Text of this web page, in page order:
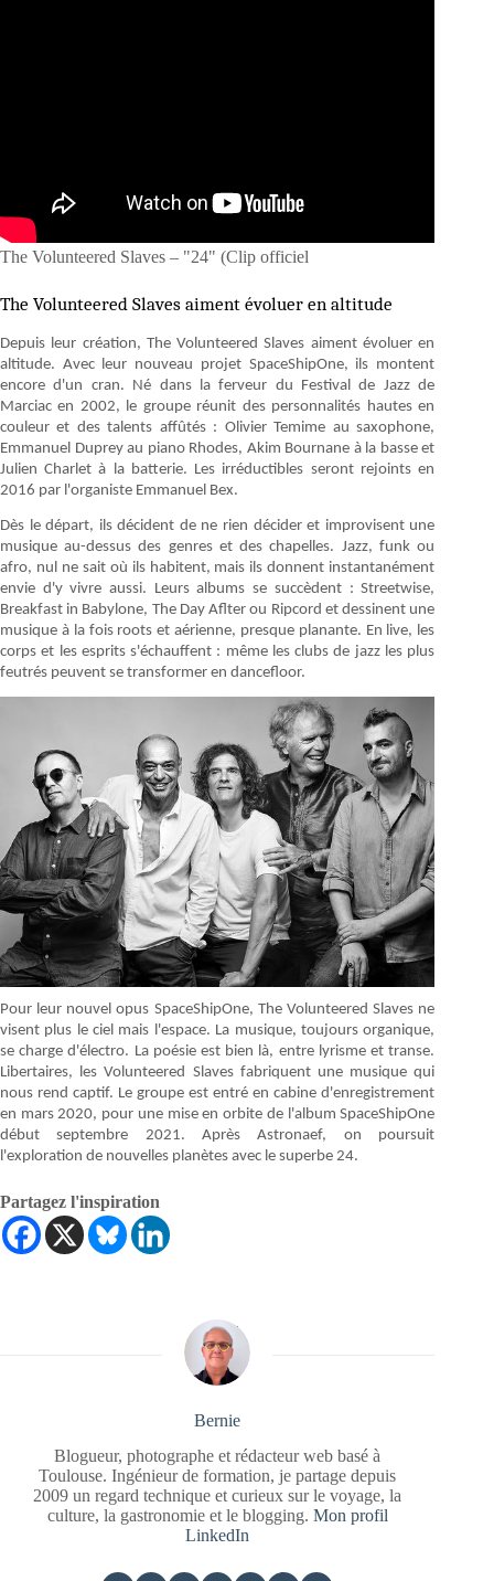
The Volunteered Slaves – "24" (Clip officiel
The Volunteered Slaves aiment évoluer en altitude
Depuis leur création, The Volunteered Slaves aiment évoluer en
altitude. Avec leur nouveau projet SpaceShipOne, ils montent
encore d'un cran. Né dans la ferveur du Festival de Jazz de
Marciac en 2002, le groupe réunit des personnalités hautes en
couleur et des talents affûtés : Olivier Temime au saxophone,
Emmanuel Duprey au piano Rhodes, Akim Bournane à la basse et
Julien Charlet à la batterie. Les irréductibles seront rejoints en
2016 par l'organiste Emmanuel Bex.
Dès le départ, ils décident de ne rien décider et improvisent une
musique au-dessus des genres et des chapelles. Jazz, funk ou
afro, nul ne sait où ils habitent, mais ils donnent instantanément
envie d'y vivre aussi. Leurs albums se succèdent : Streetwise,
Breakfast in Babylone, The Day Aflter ou Ripcord et dessinent une
musique à la fois roots et aérienne, presque planante. En live, les
corps et les esprits s'échauffent : même les clubs de jazz les plus
feutrés peuvent se transformer en dancefloor.
Pour leur nouvel opus SpaceShipOne, The Volunteered Slaves ne
visent plus le ciel mais l'espace. La musique, toujours organique,
se charge d'électro. La poésie est bien là, entre lyrisme et transe.
Libertaires, les Volunteered Slaves fabriquent une musique qui
nous rend captif. Le groupe est entré en cabine d'enregistrement
en mars 2020, pour une mise en orbite de l'album SpaceShipOne
début septembre 2021. Après Astronaef, on poursuit
l'exploration de nouvelles planètes avec le superbe 24.
Partagez l'inspiration
Bernie
Blogueur, photographe et rédacteur web basé à
Toulouse. Ingénieur de formation, je partage depuis
2009 un regard technique et curieux sur le voyage, la
culture, la gastronomie et le blogging. Mon profil
LinkedIn